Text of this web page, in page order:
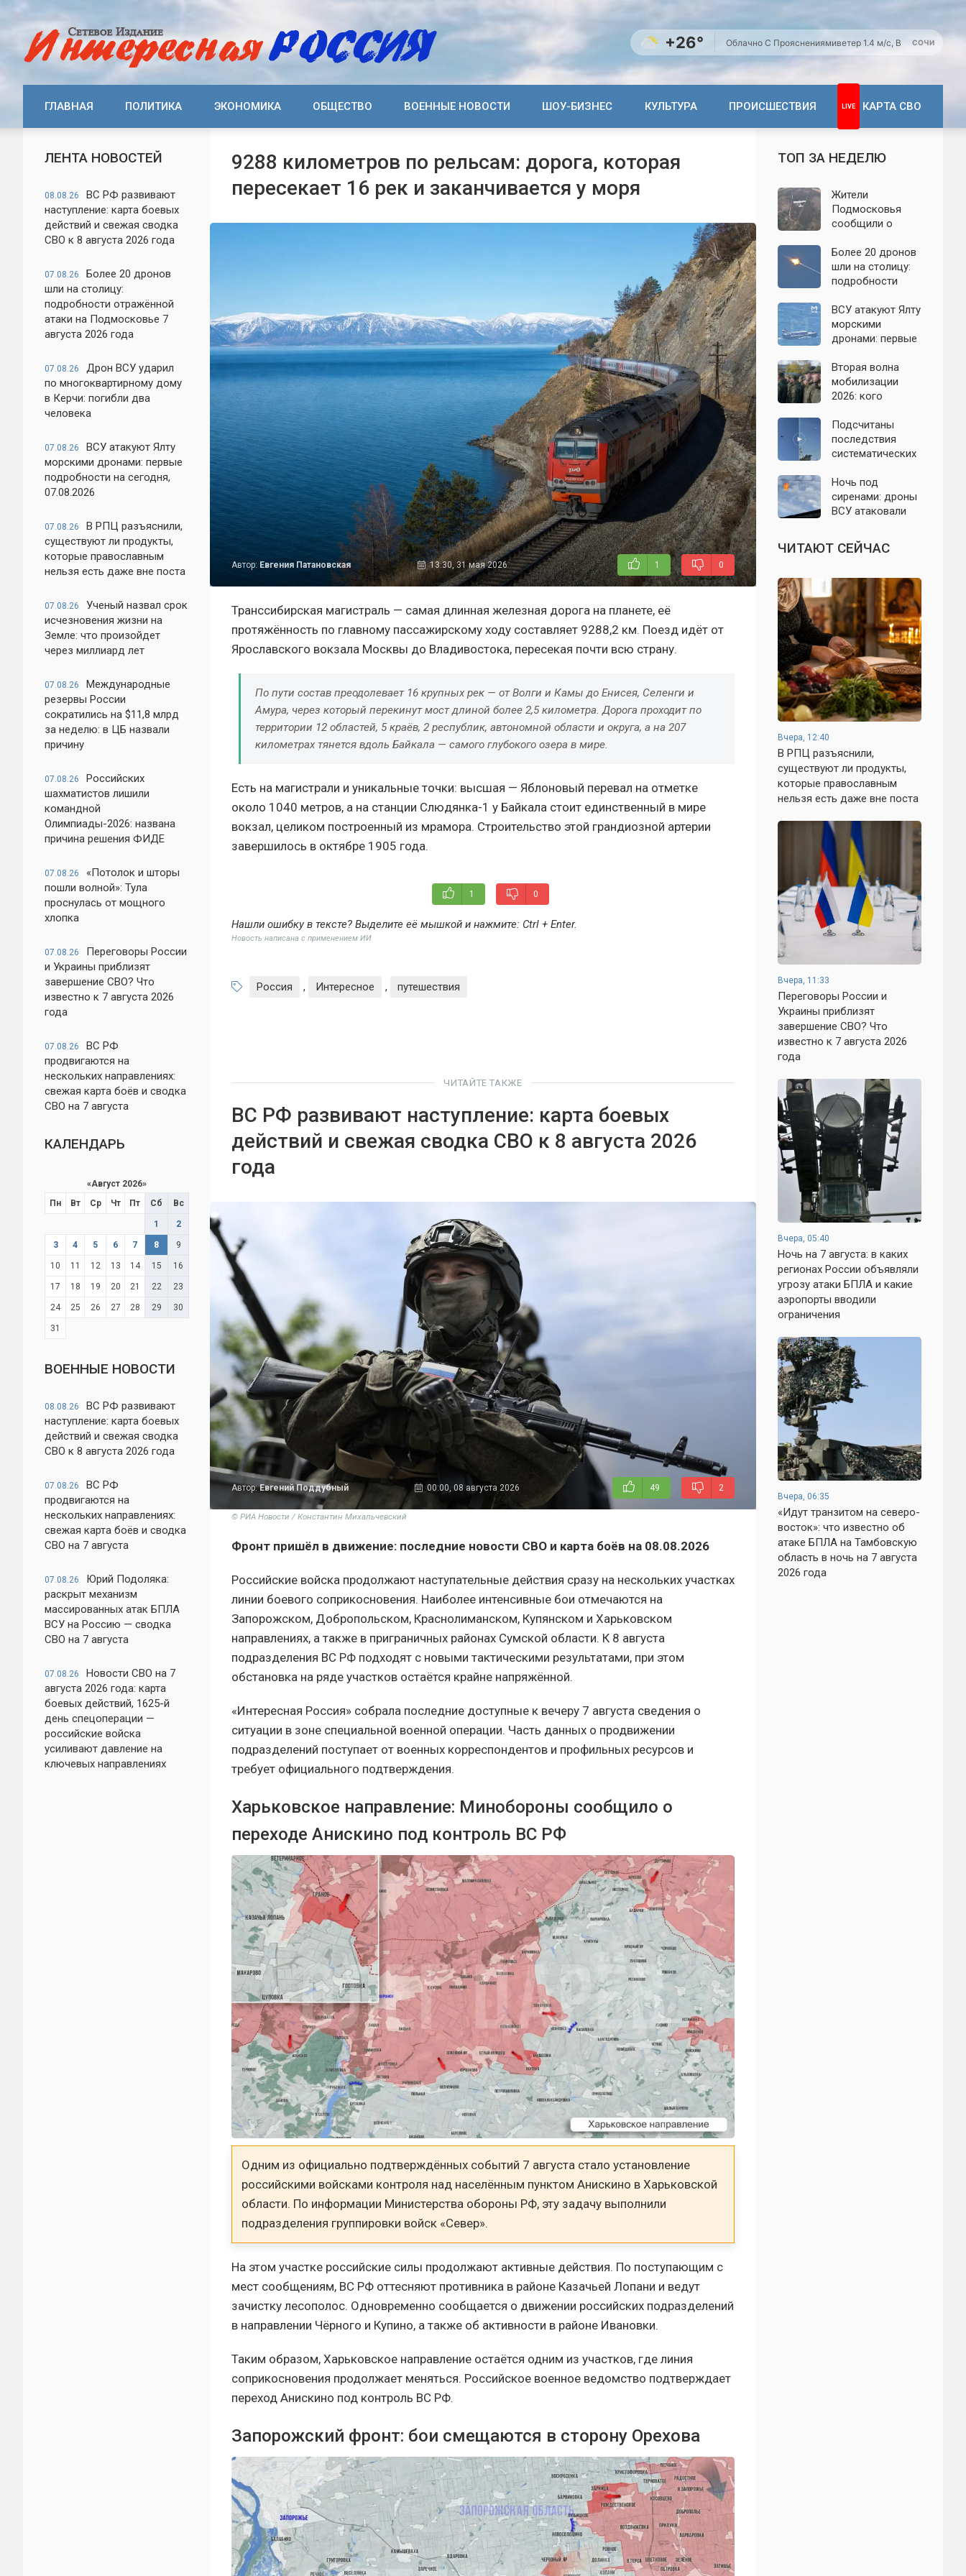
+26° Облачно С Прояснениямиветер 1.4 м/с, В СОЧИ
ГЛАВНАЯ ПОЛИТИКА ЭКОНОМИКА ОБЩЕСТВО ВОЕННЫЕ НОВОСТИ ШОУ-БИЗНЕС КУЛЬТУРА ПРОИСШЕСТВИЯ КАРТА СВО
ЛЕНТА НОВОСТЕЙ
08.08.26
ВС РФ развивают
наступление: карта боевых
действий и свежая сводка
СВО к 8 августа 2026 года
07.08.26
Более 20 дронов
шли на столицу:
подробности отражённой
атаки на Подмосковье 7
августа 2026 года
07.08.26
Дрон ВСУ ударил
по многоквартирному дому
в Керчи: погибли два
человека
07.08.26
ВСУ атакуют Ялту
морскими дронами: первые
подробности на сегодня,
07.08.2026
07.08.26
В РПЦ разъяснили,
существуют ли продукты,
которые православным
нельзя есть даже вне поста
07.08.26
Ученый назвал срок
исчезновения жизни на
Земле: что произойдет
через миллиард лет
07.08.26
Международные
резервы России
сократились на $11,8 млрд
за неделю: в ЦБ назвали
причину
07.08.26
Российских
шахматистов лишили
командной
Олимпиады-2026: названа
причина решения ФИДЕ
07.08.26
«Потолок и шторы
пошли волной»: Тула
проснулась от мощного
хлопка
07.08.26
Переговоры России
и Украины приблизят
завершение СВО? Что
известно к 7 августа 2026
года
07.08.26
ВС РФ
продвигаются на
нескольких направлениях:
свежая карта боёв и сводка
СВО на 7 августа
КАЛЕНДАРЬ
«Август 2026»
Пн
Вт Ср Чт Пт Сб Вс
1 2
3 4 5 6 7 8 9
10 11 12 13 14 15 16
17 18 19 20 21 22 23
24 25 26 27 28 29 30
31
ВОЕННЫЕ НОВОСТИ
08.08.26
ВС РФ развивают
наступление: карта боевых
действий и свежая сводка
СВО к 8 августа 2026 года
07.08.26
ВС РФ
продвигаются на
нескольких направлениях:
свежая карта боёв и сводка
СВО на 7 августа
07.08.26
Юрий Подоляка:
раскрыт механизм
массированных атак БПЛА
ВСУ на Россию — сводка
СВО на 7 августа
07.08.26
Новости СВО на 7
августа 2026 года: карта
боевых действий, 1625-й
день спецоперации —
российские войска
усиливают давление на
ключевых направлениях
9288 километров по рельсам: дорога, которая
пересекает 16 рек и заканчивается у моря
Автор: Евгения Патановская 13:30, 31 мая 2026 1 0
Транссибирская магистраль — самая длинная железная дорога на планете, её
протяжённость по главному пассажирскому ходу составляет 9288,2 км. Поезд идёт от
Ярославского вокзала Москвы до Владивостока, пересекая почти всю страну.
По пути состав преодолевает 16 крупных рек — от Волги и Камы до Енисея, Селенги и
Амура, через который перекинут мост длиной более 2,5 километра. Дорога проходит по
территории 12 областей, 5 краёв, 2 республик, автономной области и округа, а на 207
километрах тянется вдоль Байкала — самого глубокого озера в мире.
Есть на магистрали и уникальные точки: высшая — Яблоновый перевал на отметке
около 1040 метров, а на станции Слюдянка-1 у Байкала стоит единственный в мире
вокзал, целиком построенный из мрамора. Строительство этой грандиозной артерии
завершилось в октябре 1905 года.
1 0
Нашли ошибку в тексте? Выделите её мышкой и нажмите: Ctrl + Enter.
Новость написана с применением ИИ
Россия , Интересное , путешествия
ЧИТАЙТЕ ТАКЖЕ
ВС РФ развивают наступление: карта боевых
действий и свежая сводка СВО к 8 августа 2026
года
Автор:Евгений Поддубный 00:00, 08 августа 2026 49 2
© РИА Новости / Константин Михальчевский
Фронт пришёл в движение: последние новости СВО и карта боёв на 08.08.2026
Российские войска продолжают наступательные действия сразу на нескольких участках
линии боевого соприкосновения. Наиболее интенсивные бои отмечаются на
Запорожском, Добропольском, Краснолиманском, Купянском и Харьковском
направлениях, а также в приграничных районах Сумской области. К 8 августа
подразделения ВС РФ подходят с новыми тактическими результатами, при этом
обстановка на ряде участков остаётся крайне напряжённой.
«Интересная Россия» собрала последние доступные к вечеру 7 августа сведения о
ситуации в зоне специальной военной операции. Часть данных о продвижении
подразделений поступает от военных корреспондентов и профильных ресурсов и
требует официального подтверждения.
Харьковское направление: Минобороны сообщило о
переходе Анискино под контроль ВС РФ
Одним из официально подтверждённых событий 7 августа стало установление
российскими войсками контроля над населённым пунктом Анискино в Харьковской
области. По информации Министерства обороны РФ, эту задачу выполнили
подразделения группировки войск «Север».
На этом участке российские силы продолжают активные действия. По поступающим с
мест сообщениям, ВС РФ оттесняют противника в районе Казачьей Лопани и ведут
зачистку лесополос. Одновременно сообщается о движении российских подразделений
в направлении Чёрного и Купино, а также об активности в районе Ивановки.
Таким образом, Харьковское направление остаётся одним из участков, где линия
соприкосновения продолжает меняться. Российское военное ведомство подтверждает
переход Анискино под контроль ВС РФ.
Запорожский фронт: бои смещаются в сторону Орехова
ТОП ЗА НЕДЕЛЮ
Жители
Подмосковья
сообщили о
обнародованы
подробности о
налёте
августа
Более 20 дронов
шли на столицу:
подробности
атаки на
Подмосковье 7
августа 2026 года
ВСУ атакуют Ялту
морскими
дронами: первые
сегодня,
07.08.2026
Вторая волна
мобилизации
2026: кого
ли реальные
признаки
Подсчитаны
последствия
систематических
Ленинградскую
область: что
известно к 7
Ночь под
сиренами: дроны
ВСУ атаковали
Евпаторию и
район Сакской
ЧИТАЮТ СЕЙЧАС
Вчера, 12:40
В РПЦ разъяснили,
существуют ли продукты,
которые православным
нельзя есть даже вне поста
Вчера, 11:33
Переговоры России и
Украины приблизят
завершение СВО? Что
известно к 7 августа 2026
года
Вчера, 05:40
Ночь на 7 августа: в каких
регионах России объявляли
угрозу атаки БПЛА и какие
аэропорты вводили
ограничения
Вчера, 06:35
«Идут транзитом на северо-
восток»: что известно об
атаке БПЛА на Тамбовскую
область в ночь на 7 августа
2026 года